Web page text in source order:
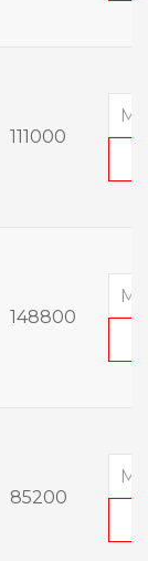
111000
148800
85200